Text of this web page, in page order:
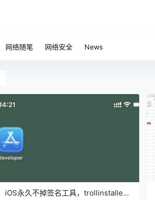
网络随笔 网络安全 News
iOS永久不掉签名工具，trollinstaller2